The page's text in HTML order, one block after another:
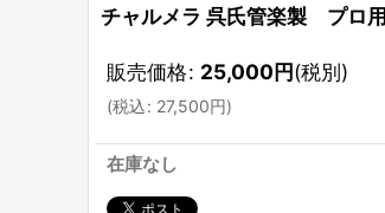
チャルメラ 呉氏管楽製 プロ用
販売価格: 25,000円(税別)
(税込: 27,500円)
在庫なし